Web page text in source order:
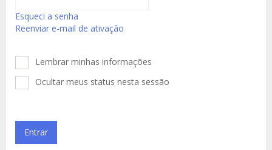
Esqueci a senha
Reenviar e-mail de ativação
Lembrar minhas informações
Ocultar meus status nesta sessão